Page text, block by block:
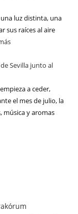
luz distinta, una
sus raíces al aire
Sevilla junto al
a ceder,
el mes de julio, la
música y aromas